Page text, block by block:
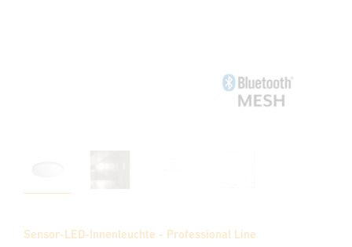
Sensor-LED-Innenleuchte - Professional Line